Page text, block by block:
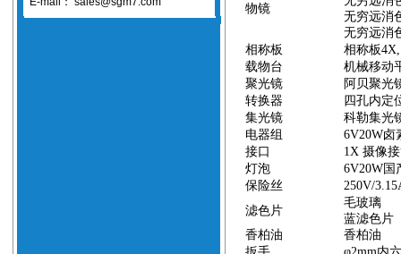
物镜
无穷远消
无穷远消
相称板
相称板
载物台
机械移动
聚光镜
阿贝聚光
转换器
四孔内定
集光镜
科勒集光
电器组
6V20W卤
接口
1X摄像
灯泡
6V20W国
保险丝
250V/
滤色片
毛玻璃
蓝滤色片
香柏油
香柏油